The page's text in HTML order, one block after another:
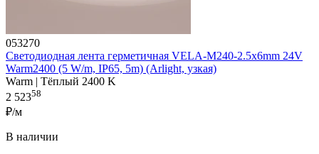
053270
Светодиодная лента герметичная VELA-M240-2.5x6mm 24V
Warm2400 (5 W/m, IP65, 5m) (Arlight, узкая)
Warm | Тёплый 2400 K
2 52358
₽/м
В наличии